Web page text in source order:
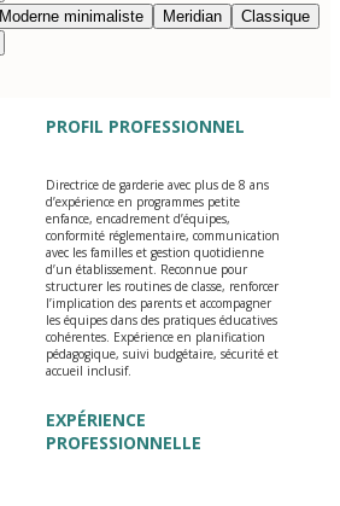
Moderne minimaliste Meridian
Classique
PROFIL PROFESSIONNEL
Directrice de garderie avec plus de 8 ans
d’expérience en programmes petite
enfance, encadrement d’équipes,
conformité réglementaire, communication
avec les familles et gestion quotidienne
d’un établissement. Reconnue pour
structurer les routines de classe, renforcer
l’implication des parents et accompagner
les équipes dans des pratiques éducatives
cohérentes. Expérience en planification
pédagogique, suivi budgétaire, sécurité et
accueil inclusif.
EXPÉRIENCE
PROFESSIONNELLE